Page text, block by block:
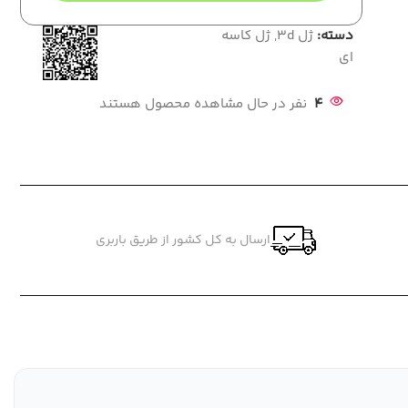
دسته: ژل 3d , ژل کاسه
ای
4 نفر در حال مشاهده محصول هستند
ارسال به کل کشور از طریق باربری